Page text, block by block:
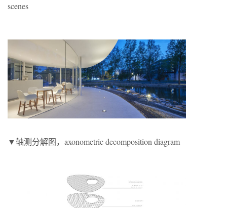
scenes
▼轴测分解图，axonometric decomposition diagram